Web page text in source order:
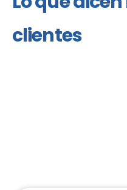
clientes